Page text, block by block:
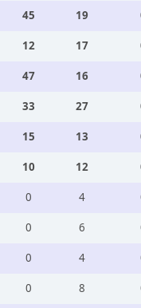
45 19
12 17
47 16
33 27
15 13
10 12
0 4
0 6
0 4
0 8